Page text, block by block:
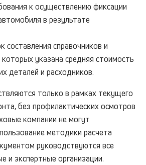
к осуществлению фиксации
в результате
составления справочников и
указана средняя стоимость
деталей и расходников.
только в рамках текущего
без профилактических осмотров
компании не могут
методики расчета
руководствуются все
и экспертные организации.